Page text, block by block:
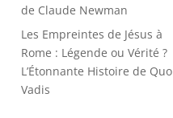
de Claude Newman
Les Empreintes de Jésus à
Rome : Légende ou Vérité ?
L’Étonnante Histoire de Quo
Vadis